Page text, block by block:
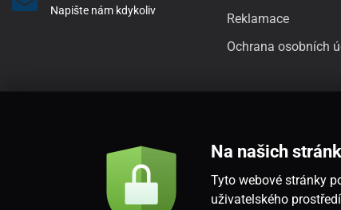
Napište nám kdykoliv
Reklamace
Ochrana osobních
Na našich
Tyto webové stránky
uživatelského